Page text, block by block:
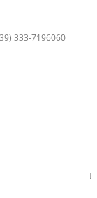
333-7196060